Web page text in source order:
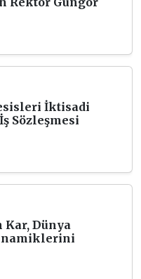
İktisadi
Sözleşmesi
Kar, Dünya